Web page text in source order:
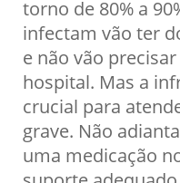
torno de 80% a
infectam vão ter
e não vão
hospital. Mas a
crucial para
grave. Não
uma medicação